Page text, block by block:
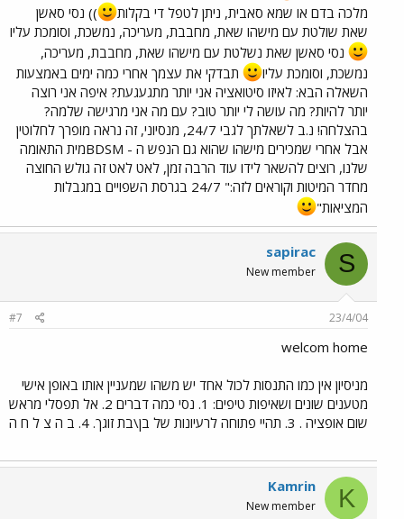
מלכה בדם או שמא סאבית, ניתן לטפל די בקלות
)) נסי סאשן
שאת שולטת עם מישהו שאת, מחבבת, מעריכה, נמשכת, וסומכת עליו
נסי סאשן שאת נשלטת עם מישהו שאת, מחבבת, מעריכה,
נמשכת, וסומכת עליו
תבדקי את עצמך אחרי כמה ימים באמצעות
השאלה הבא: לאיזו סיטואציה אני יותר מתגעגעת? איפה אני רוצה
יותר להיות? מה עושה לי יותר טוב? עם מה אני מרגישה שלמה?
בהצלחה! נ.ב לשאלתך לגבי 24/7, מנסיוני, זה נראה מופרך לחלוטין
אבל אחרי שמכירים מישהו שהוא גם הנפש ה - BDSMמית התאומה
שלנו, רוצים להשאר לידו עוד הרבה זמן, לאט לאט זה גולש החוצה
מחדר המיטות וקוראים לזה:" 24/7 בגרסת השפויים במגבלות
המציאות"
S
sapirac
New member
23/4/04
#7
welcom home
מניסיון אין כמו התנסות לכול אחד יש משהו שמעניין אותו באופן אישי
מטענים שונים ושאיפות טיפים: 1. נסי כמה דברים 2. אל תפסלי מראש
שום אופציה . 3. תהיי פתוחה לרעיונות של בן\בת זוגך. 4. ב ה צ ל ח ה
K
Kamrin
New member